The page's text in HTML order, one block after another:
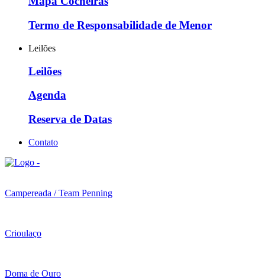
Termo de Responsabilidade de Menor
Leilões
Leilões
Agenda
Reserva de Datas
Contato
Campereada / Team Penning
Crioulaço
Doma de Ouro